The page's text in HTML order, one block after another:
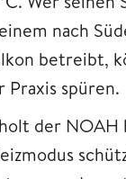
nach
betreibt,
spüren.
der NOAH